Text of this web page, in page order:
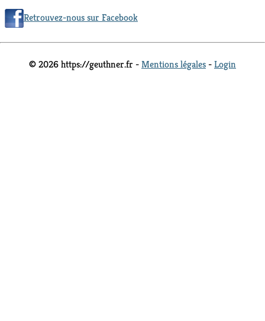
Retrouvez-nous sur Facebook
© 2026 https://geuthner.fr -Mentions légales -Login